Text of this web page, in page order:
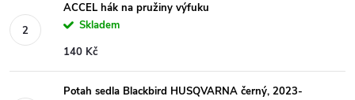
ACCEL hák na pružiny výfuku
Skladem
140 Kč
Potah sedla Blackbird HUSQVARNA černý, 2023-